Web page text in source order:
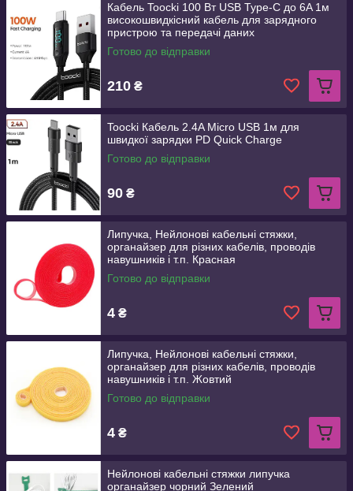
Кабель Toocki 100 Вт USB Type-C до 6A 1м
високошвидкісний кабель для зарядного
пристрою та передачі даних
Готово до відправки
210 ₴
Toocki Кабель 2.4A Micro USB 1м для
швидкої зарядки PD Quick Charge
Готово до відправки
90 ₴
Липучка, Нейлонові кабельні стяжки,
органайзер для різних кабелів, проводів
навушників і т.п. Красная
Готово до відправки
4 ₴
Липучка, Нейлонові кабельні стяжки,
органайзер для різних кабелів, проводів
навушників і т.п. Жовтий
Готово до відправки
4 ₴
Нейлонові кабельні стяжки липучка
органайзер чорний Зелений